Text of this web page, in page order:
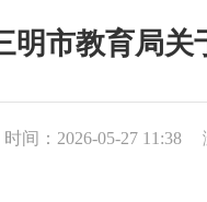
明市教育局关
时间：2026-05-27 11:38